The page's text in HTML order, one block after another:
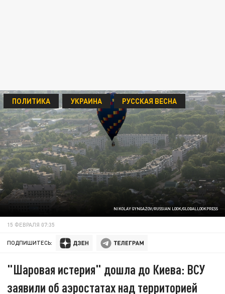
NIKOLAY GYNGAZOV/RUSSIAN LOOK/GLOBALLOOKPRESS
ПОЛИТИКА УКРАИНА РУССКАЯ ВЕСНА
15 ФЕВРАЛЯ 07:35
ПОДПИШИТЕСЬ:
"Шаровая истерия" дошла до Киева: ВСУ
заявили об аэростатах над территорией